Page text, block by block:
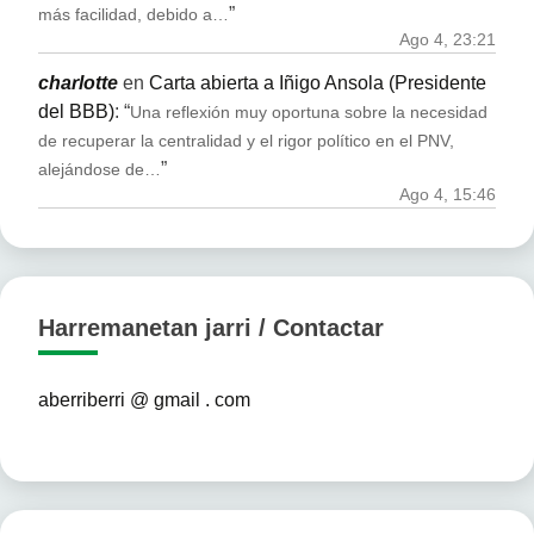
más facilidad, debido a… ”
Ago 4, 23:21
charlotte en Carta abierta a Iñigo Ansola (Presidente
del BBB): “Una reflexión muy oportuna sobre la necesidad
de recuperar la centralidad y el rigor político en el PNV,
alejándose de…”
Ago 4, 15:46
Harremanetan jarri / Contactar
aberriberri @ gmail . com